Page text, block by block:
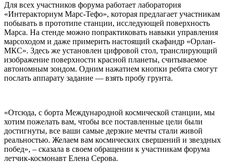
Для всех участников форума работает лаборатория
«Интеракториум Марс-Тефо», которая предлагает участникам
побывать в прототипе станции, исследующей поверхность
Марса. На стенде можно попрактиковать навыки управления
марсоходом и даже примерить настоящий скафандр «Орлан-
МКС». Здесь же установлен цифровой стол, транслирующий
изображение поверхности красной планеты, считываемое
автономным зондом. Одним нажатием кнопки ребята смогут
послать аппарату задание — взять пробу грунта.
«Отсюда, с борта Международной космической станции, мы
хотим пожелать вам, чтобы все поставленные цели были
достигнуты, все ваши самые дерзкие мечты стали живой
реальностью. Желаем вам космических свершений и звездных
побед», – сказала в своем обращении к участникам форума
летчик-космонавт Елена Серова.